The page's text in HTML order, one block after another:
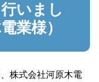
いまし
業様）
株式会社河原木電